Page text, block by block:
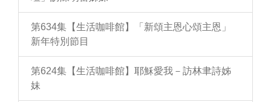
第634集【生活咖啡館】「新頌主恩心頌主恩」
新年特別節目
第624集【生活咖啡館】耶穌愛我－訪林聿詩姊
妹